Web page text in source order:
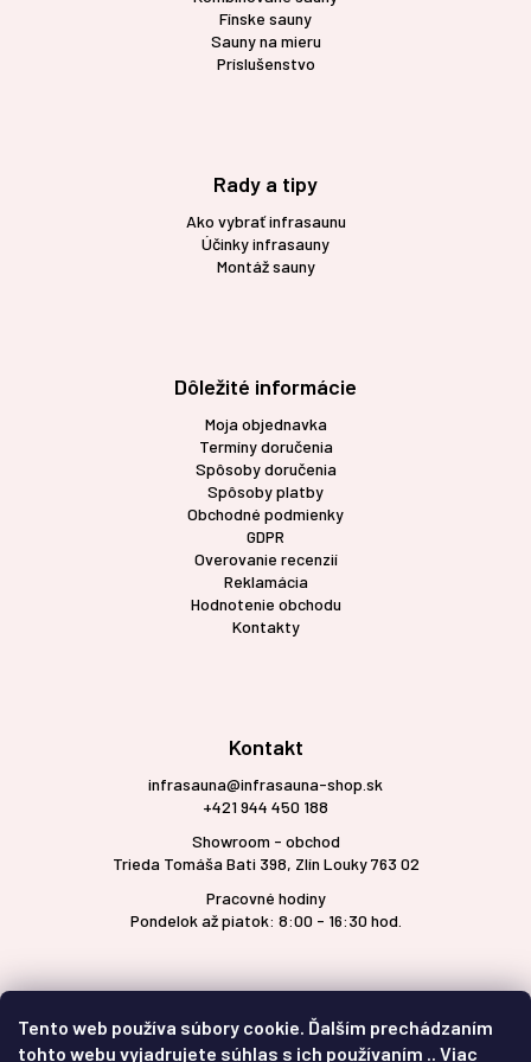
Tento web používa súbory cookie. Ďalším prechádzaním
tohto webu vyjadrujete súhlas s ich používaním .. Viac
Fínske sauny
Sauny na mieru
Príslušenstvo
Rady a tipy
Ako vybrať infrasaunu
Účinky infrasauny
Montáž sauny
Dôležité informácie
Moja objednavka
Termíny doručenia
Spôsoby doručenia
Spôsoby platby
Obchodné podmienky
GDPR
Overovanie recenzií
Reklamácia
Hodnotenie obchodu
Kontakty
Kontakt
infrasauna@infrasauna-shop.sk
+421 944 450 188
Showroom - obchod
Trieda Tomáša Bati 398, Zlín Louky 763 02
Pracovné hodiny
Pondelok až piatok: 8:00 - 16:30 hod.